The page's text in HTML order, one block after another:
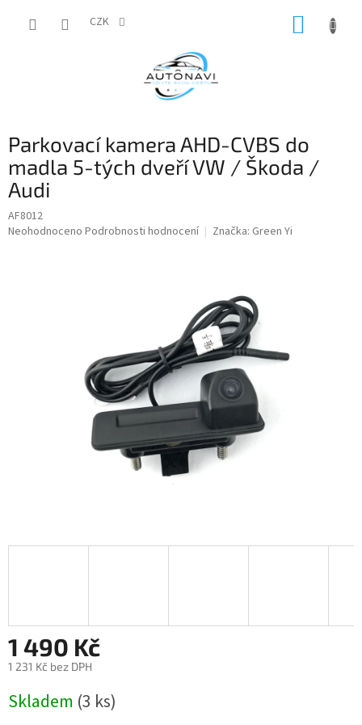
CZK
Parkovací kamera AHD-CVBS do
madla 5-tých dveří VW / Škoda /
Audi
AF8012
Průměrné
Neohodnoceno Podrobnosti hodnocení Značka: Green Yi
1 490 Kč
1 231 Kč bez DPH
cena:
Skladem (3 ks)